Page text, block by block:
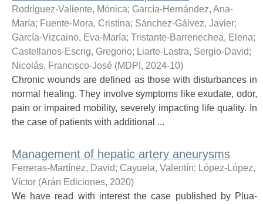
Rodríguez-Valiente, Mónica; García-Hernández, Ana-
María; Fuente-Mora, Cristina; Sánchez-Gálvez, Javier;
García-Vizcaino, Eva-María; Tristante-Barrenechea, Elena;
Castellanos-Escrig, Gregorio; Liarte-Lastra, Sergio-David;
Nicolás, Francisco-José (MDPI , 2024-10)
Chronic wounds are defined as those with disturbances in
normal healing. They involve symptoms like exudate, odor,
pain or impaired mobility, severely impacting life quality. In
the case of patients with additional ...
Management of hepatic artery aneurysms
Ferreras-Martínez, David; Cayuela, Valentín; López-López,
Víctor (Arán Ediciones, 2020)
We have read with interest the case published by Plua-